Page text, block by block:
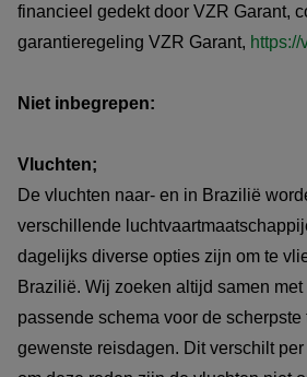
financieel gedekt door VZR Garant,
garantieregeling VZR Garant,
Niet inbegrepen:
Vluchten;
De vluchten naar- en in Brazilië
verschillende
dagelijks diverse opties zijn om te
Brazilië. Wij zoeken altijd samen
passende schema voor de scherpste
gewenste reisdagen. Dit verschilt